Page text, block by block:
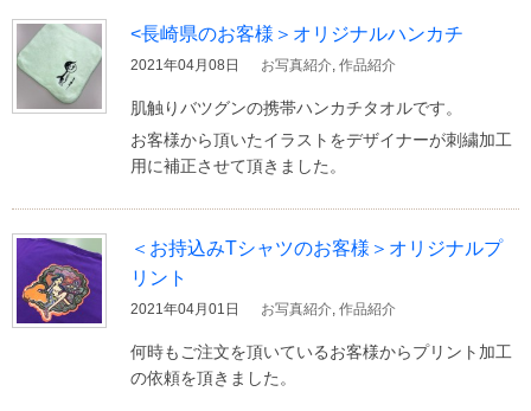
<長崎県のお客様＞オリジナルハンカチ
2021年04月08日 お写真紹介, 作品紹介
肌触りバツグンの携帯ハンカチタオルです。
お客様から頂いたイラストをデザイナーが刺繍加工
用に補正させて頂きました。
＜お持込みTシャツのお客様＞オリジナルプ
リント
2021年04月01日 お写真紹介, 作品紹介
何時もご注文を頂いているお客様からプリント加工
の依頼を頂きました。